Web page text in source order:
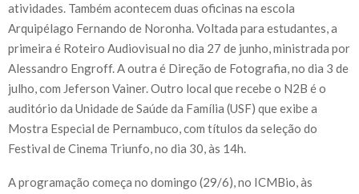
atividades. Também acontecem duas oficinas na escola
Arquipélago Fernando de Noronha. Voltada para estudantes, a
primeira é Roteiro Audiovisual no dia 27 de junho, ministrada por
Alessandro Engroff. A outra é Direção de Fotografia, no dia 3 de
julho, com Jeferson Vainer. Outro local que recebe o N2B é o
auditório da Unidade de Saúde da Família (USF) que exibe a
Mostra Especial de Pernambuco, com títulos da seleção do
Festival de Cinema Triunfo, no dia 30, às 14h.
A programação começa no domingo (29/6), no ICMBio, às